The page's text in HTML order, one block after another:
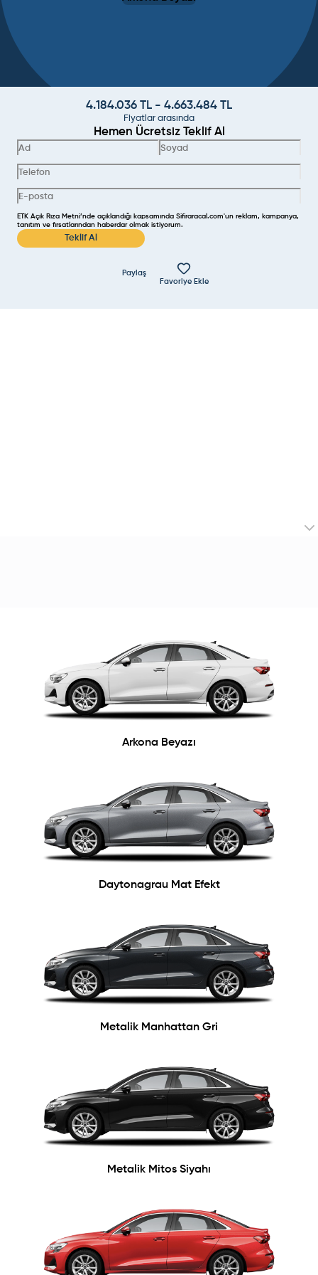
4.184.036 TL - 4.663.484 TL
Fiyatlar arasında
Hemen Ücretsiz Teklif Al
ETK Açık Rıza Metni’nde açıklandığı kapsamında Sifiraracal.com'un reklam, kampanya,
tanıtım ve fırsatlarından haberdar olmak istiyorum.
Teklif Al
Paylaş
Favoriye Ekle
Arkona Beyazı
Daytonagrau Mat Efekt
Metalik Manhattan Gri
Metalik Mitos Siyahı